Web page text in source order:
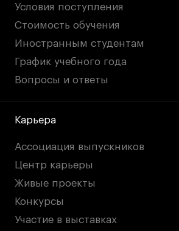
Условия поступления
Стоимость обучения
Иностранным студентам
График учебного года
Вопросы и ответы
Карьера
Ассоциация выпускников
Центр карьеры
Живые проекты
Конкурсы
Участие в выставках